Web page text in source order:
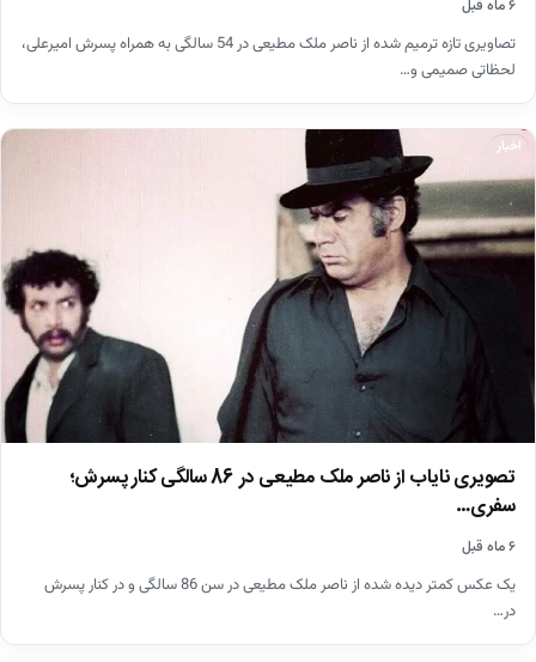
۶ ماه قبل
تصاویری تازه ترمیم شده از ناصر ملک مطیعی در 54 سالگی به همراه پسرش امیرعلی،
لحظاتی صمیمی و…
اخبار
تصویری نایاب از ناصر ملک مطیعی در 86 سالگی کنار پسرش؛
سفری…
۶ ماه قبل
یک عکس کمتر دیده شده از ناصر ملک مطیعی در سن 86 سالگی و در کنار پسرش
در…